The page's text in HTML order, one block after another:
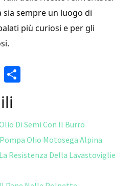
sia sempre un luogo di
più curiosi e per gli
E
m
ai
l
di
vi
di
Di Semi Con Il Burro
Olio Motosega Alpina
Resistenza Della Lavastoviglie